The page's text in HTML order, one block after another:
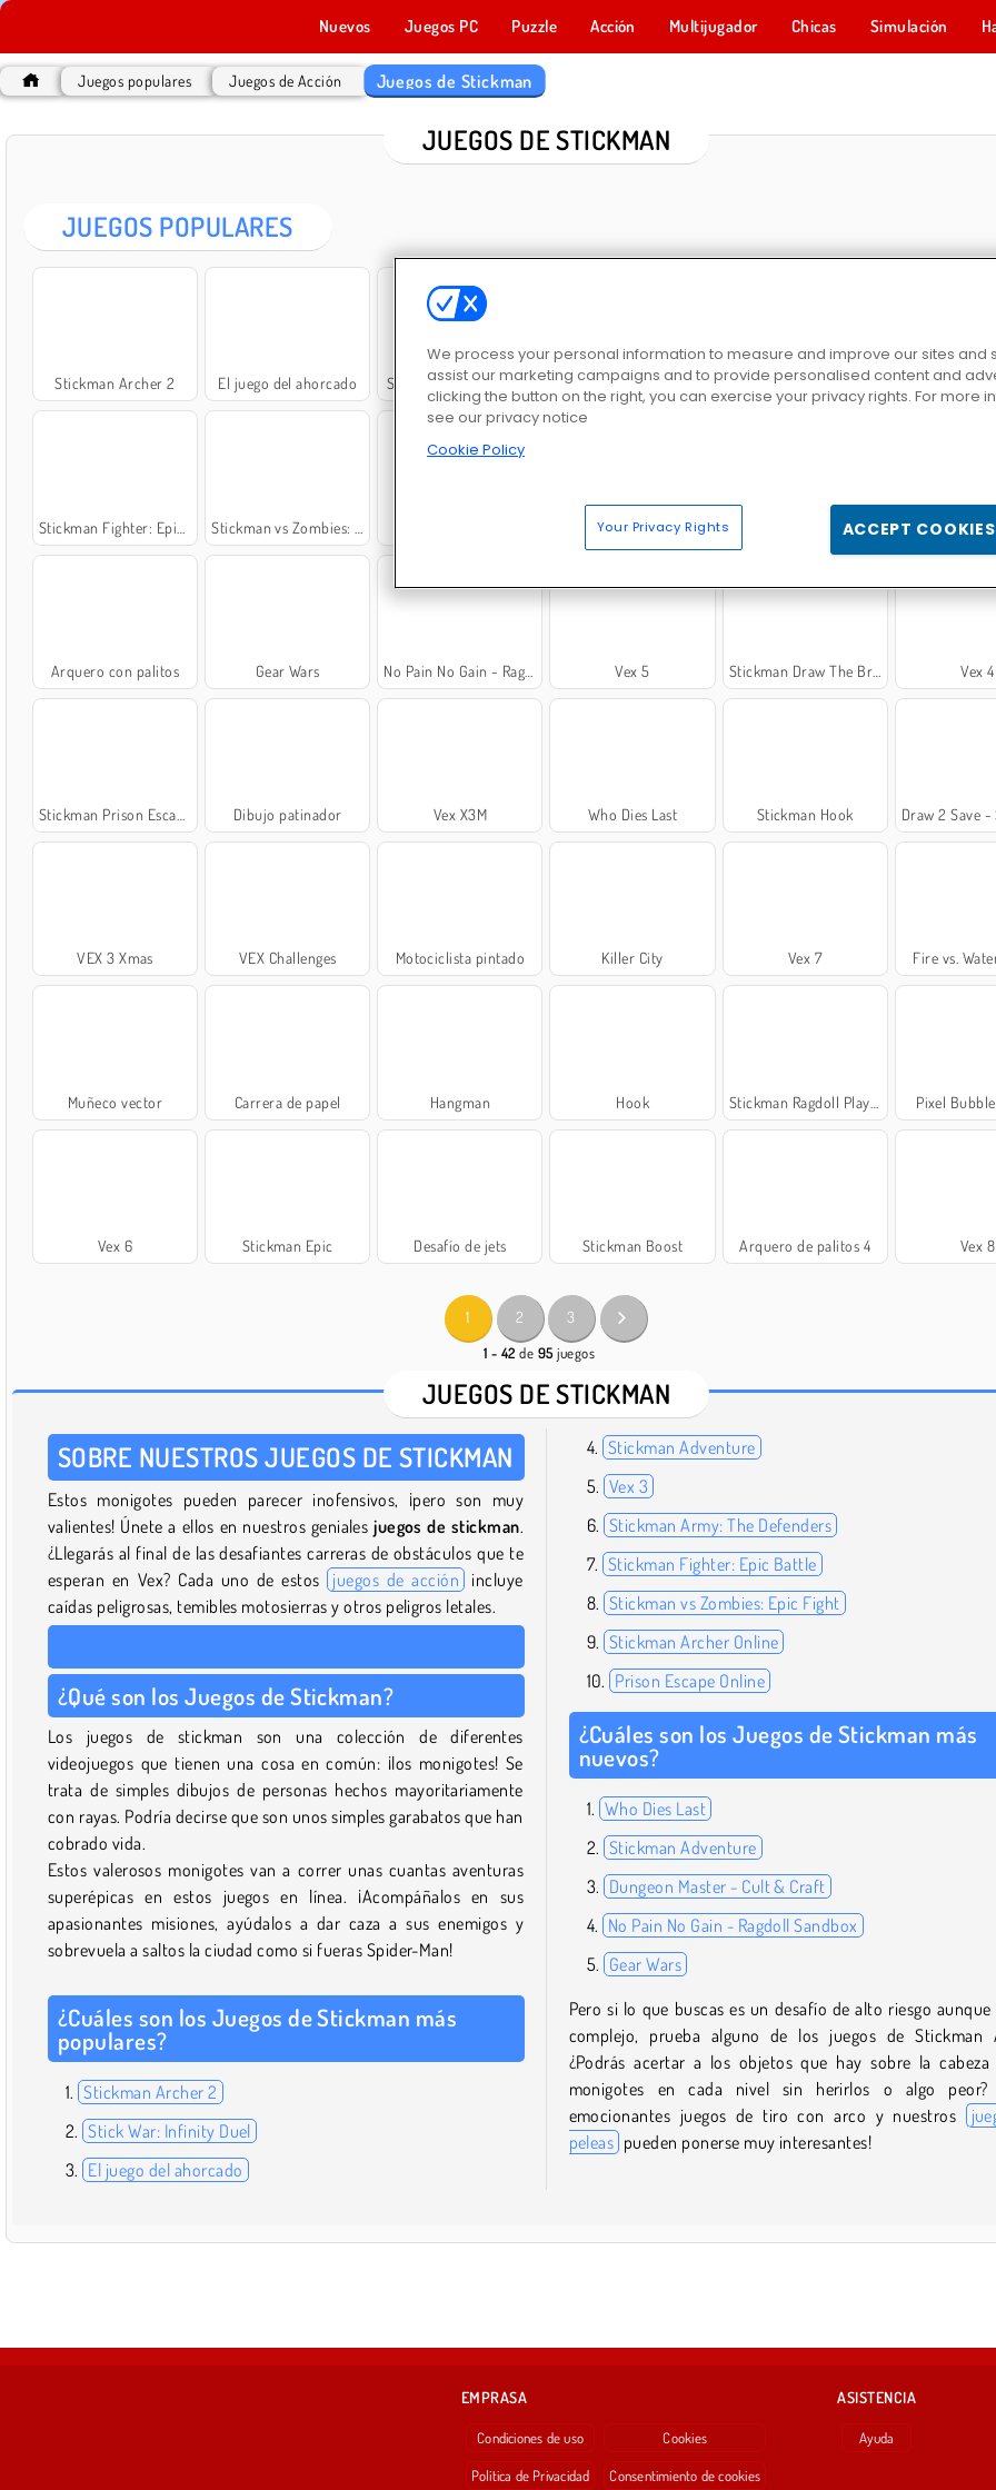
Nuevos Juegos PC Puzzle Acción Multijugador Chicas Simulación
Juegos populares Juegos de Acción Juegos de Stickman
JUEGOS DE STICKMAN
JUEGOS POPULARES
Stickman Archer 2 El juego del ahorcado Stick War: Infinity Duel Stickman Adventure Vex 3 Stickman Army:
Stickman Fighter: Epic Battle Stickman vs Zombies: Epic Fight Stickman Archer Online Hombres de palitos guerreros Stick War
Arquero con palitos Gear Wars No Pain No Gain - Ragdoll Sandbox Vex 5 Stickman Draw The Bridge Vex 4
Stickman Prison Escape Dibujo patinador Vex X3M Who Dies Last Stickman Hook Draw 2 Save -
VEX 3 Xmas VEX Challenges Motociclista pintado Killer City Vex 7 Fire vs.
Muñeco vector Carrera de papel Hangman Hook Stickman Ragdoll Playground Pixel
Vex 6 Stickman Epic Desafío de jets Stickman Boost Arquero de palitos 4 Vex 8
1 2 3
1 - 42 de 95 juegos
JUEGOS DE STICKMAN
SOBRE NUESTROS JUEGOS DE STICKMAN
Estos monigotes pueden parecer inofensivos, ¡pero son muy
valientes! Únete a ellos en nuestros genialesjuegos de stickman.
¿Llegarás al final de las desafiantes carreras de obstáculos que te
esperan en Vex? Cada uno de estos juegos de acción incluye
caídas peligrosas, temibles motosierras y otros peligros letales.
¿Qué son los Juegos de Stickman?
Los juegos de stickman son una colección de diferentes
videojuegos que tienen una cosa en común: ¡los monigotes! Se
trata de simples dibujos de personas hechos mayoritariamente
con rayas. Podría decirse que son unos simples garabatos que han
cobrado vida.
Estos valerosos monigotes van a correr unas cuantas aventuras
superépicas en estos juegos en línea. ¡Acompáñalos en sus
apasionantes misiones, ayúdalos a dar caza a sus enemigos y
sobrevuela a saltos la ciudad como si fueras Spider-Man!
¿Cuáles son los Juegos de Stickman más
populares?
Stickman Archer 2
Stick War: Infinity Duel
El juego del ahorcado
Stickman Adventure
Vex 3
Stickman Army: The Defenders
Stickman Fighter: Epic Battle
Stickman vs Zombies: Epic Fight
Stickman Archer Online
Prison Escape Online
¿Cuáles son los Juegos de Stickman más
nuevos?
Who Dies Last
Stickman Adventure
Dungeon Master - Cult & Craft
No Pain No Gain - Ragdoll Sandbox
Gear Wars
Pero si lo que buscas es un desafío de alto riesgo aunque
complejo, prueba alguno de los juegos de Stickman
¿Podrás acertar a los objetos que hay sobre la
monigotes en cada nivel sin herirlos o algo peor?
emocionantes juegos de tiro con arco y nuestros
peleas pueden ponerse muy interesantes!
EMPRASA
Condiciones de uso
Política de Privacidad
Cookies
Consentimiento de cookies
ASISTENCIA
Ayuda
We process your personal information to measure and improve our sites and
assist our marketing campaigns and to provide personalised content and
clicking the button on the right, you can exercise your privacy rights. For more
see our privacy notice
Cookie Policy
Your Privacy Rights ACCEPT COOKIES